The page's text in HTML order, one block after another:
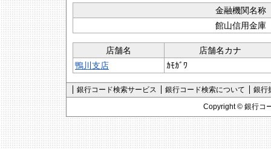
金融機関名称
館山信用金庫
店舗名
店舗名カナ
鴨川支店
ｶﾓｶﾞﾜ
銀行コード検索サービス 銀行コード検索について
銀行
Copyright © 銀行コ